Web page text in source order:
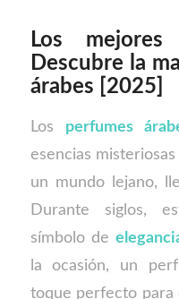
Los mejores
Descubre la
árabes [2025]
Los perfumes
esencias
un mundo lejano,
Durante siglos,
símbolo de
la ocasión, un
toque perfecto para